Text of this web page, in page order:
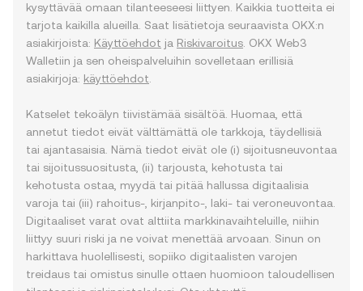
kysyttävää omaan tilanteeseesi liittyen. Kaikkia tuotteita ei
tarjota kaikilla alueilla. Saat lisätietoja seuraavista OKX:n
asiakirjoista: Käyttöehdot ja Riskivaroitus . OKX Web3
Walletiin ja sen oheispalveluihin sovelletaan erillisiä
asiakirjoja: käyttöehdot
Katselet tekoälyn tiivistämää sisältöä. Huomaa, että
annetut tiedot eivät välttämättä ole tarkkoja, täydellisiä
tai ajantasaisia. Nämä tiedot eivät ole (i) sijoitusneuvontaa
tai sijoitussuositusta, (ii) tarjousta, kehotusta tai
kehotusta ostaa, myydä tai pitää hallussa digitaalisia
varoja tai (iii) rahoitus-, kirjanpito-, laki- tai veroneuvontaa.
Digitaaliset varat ovat alttiita markkinavaihteluille, niihin
liittyy suuri riski ja ne voivat menettää arvoaan. Sinun on
harkittava huolellisesti, sopiiko digitaalisten varojen
treidaus tai omistus sinulle ottaen huomioon taloudellisen